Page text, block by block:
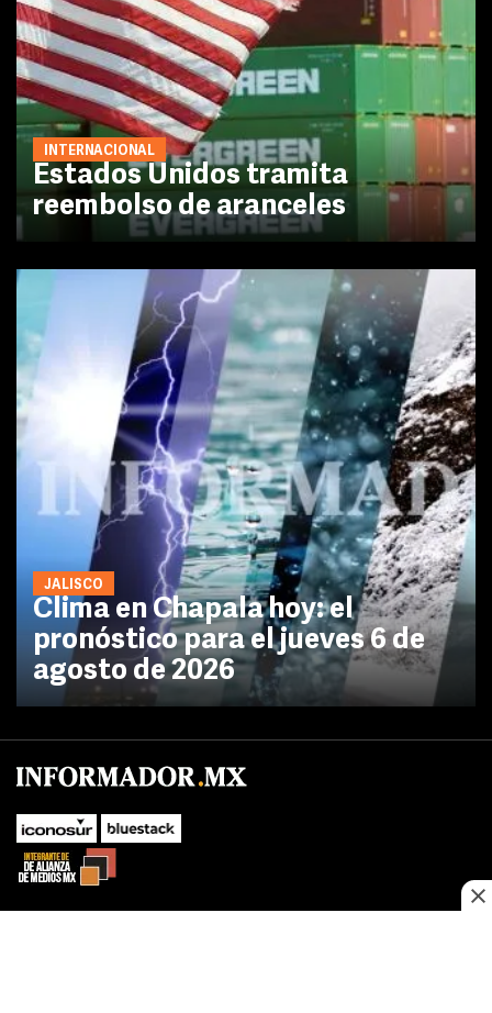
INTERNACIONAL
Estados Unidos tramita
reembolso de aranceles
JALISCO
Clima en Chapala hoy: el
pronóstico para el jueves 6 de
agosto de 2026